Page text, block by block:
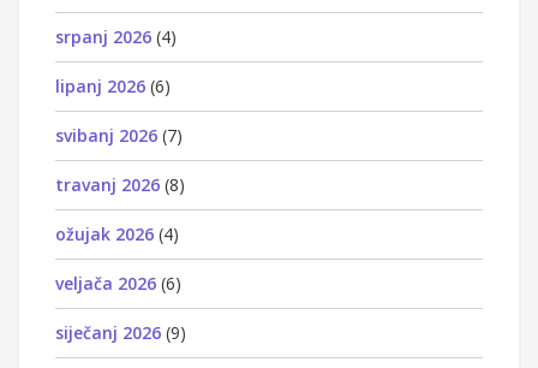
srpanj 2026 (4)
lipanj 2026 (6)
svibanj 2026 (7)
travanj 2026 (8)
ožujak 2026 (4)
veljača 2026 (6)
siječanj 2026 (9)